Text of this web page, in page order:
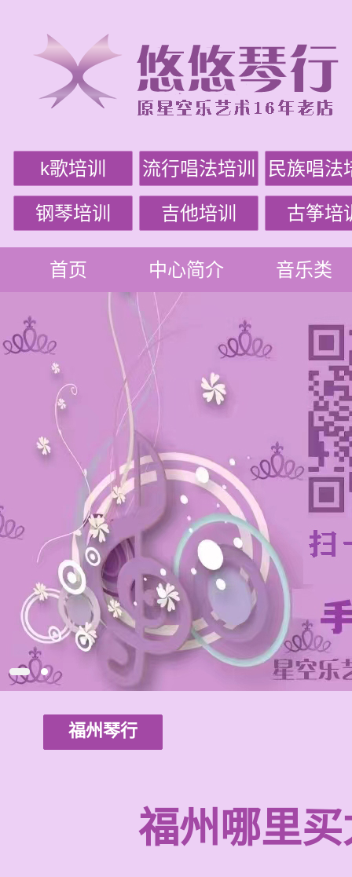
k歌培训 流行唱法培训 民族唱法
钢琴培训 吉他培训 古筝培
首页 中心简介 音乐类
福州琴行
福州哪里